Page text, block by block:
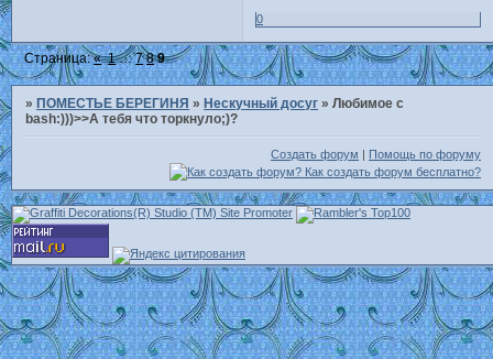
0
Страница:« 1 … 7 8 9
» ПОМЕСТЬЕ БЕРЕГИНЯ » Нескучный досуг »Любимое с
bash:)))>>А тебя что торкнуло;)?
Создать форум | Помощь по форуму